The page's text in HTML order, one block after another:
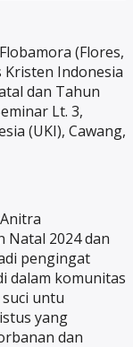
(Flores,
Indonesia
dan Tahun
Lt. 3,
(UKI), Cawang,
Natal 2024 dan
pengingat
dalam komunitas
untu
yang
dan